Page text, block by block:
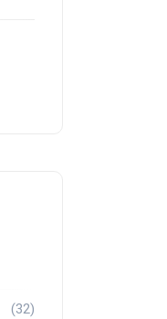
(32)